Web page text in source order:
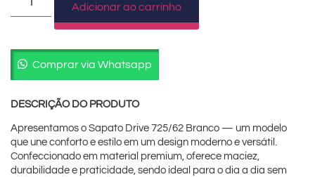
Adicionar ao carrinho
Comprar via Whatsapp
DESCRIÇÃO DO PRODUTO
Apresentamos o Sapato Drive 725/62 Branco — um modelo
que une conforto e estilo em um design moderno e versátil.
Confeccionado em material premium, oferece maciez,
durabilidade e praticidade, sendo ideal para o dia a dia sem